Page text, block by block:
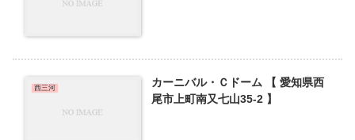
西三河
カーニバル・Ｃドーム 【 愛知県西
尾市上町南又七山35-2 】